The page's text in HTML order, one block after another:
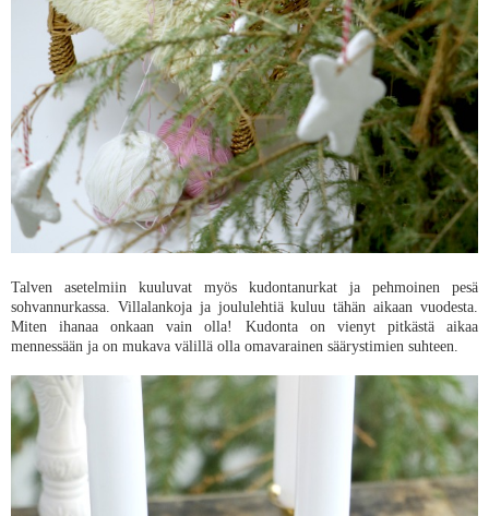
Talven asetelmiin kuuluvat myös kudontanurkat ja pehmoinen pesä
sohvannurkassa. Villalankoja ja joululehtiä kuluu tähän aikaan vuodesta.
Miten ihanaa onkaan vain olla! Kudonta on vienyt pitkästä aikaa
mennessään ja on mukava välillä olla omavarainen säärystimien suhteen.